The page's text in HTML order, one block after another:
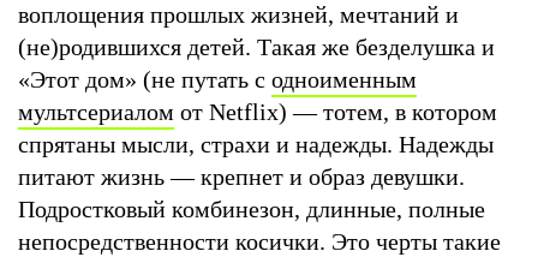
воплощения прошлых жизней, мечтаний и
(не)родившихся детей. Такая же безделушка и
«Этот дом» (не путать с одноименным
мультсериалом от Netflix) — тотем, в котором
спрятаны мысли, страхи и надежды. Надежды
питают жизнь — крепнет и образ девушки.
Подростковый комбинезон, длинные, полные
непосредственности косички. Это черты такие